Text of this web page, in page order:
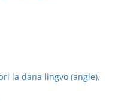
la dana lingvo (angle).